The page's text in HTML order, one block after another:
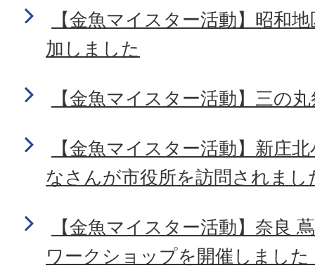
【金魚マイスター活動】昭和
加しました
【金魚マイスター活動】三の
【金魚マイスター活動】新庄
なさんが市役所を訪問されまし
【金魚マイスター活動】奈良
ワークショップを開催しました